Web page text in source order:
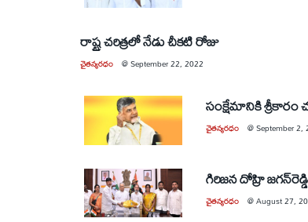
రాష్ట్ర చరిత్రలో నేడు చీకటి రోజు
చైతన్యరధం @September 22, 2022
సంక్షేమానికి శ్రీకారం
చైతన్యరధం @September 2,
గిరిజన దోహ్రి జగన్‌రెడ్డి
చైతన్యరధం @August 27,